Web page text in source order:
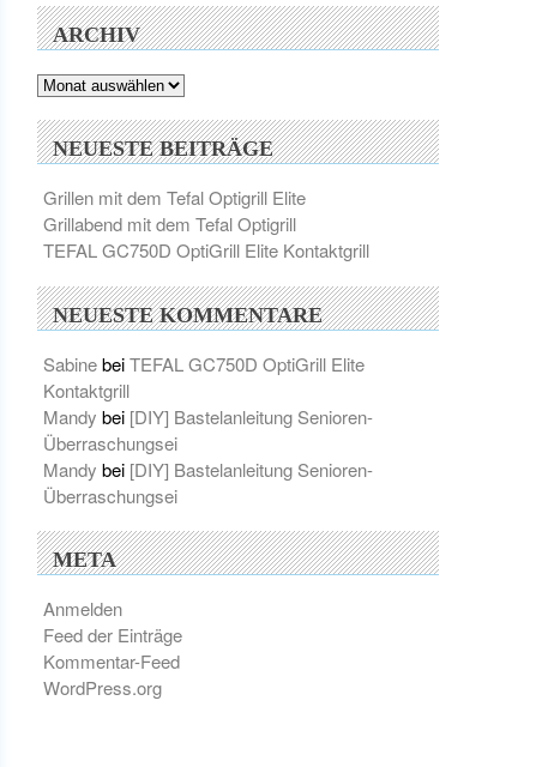
ARCHIV
Archiv
NEUESTE BEITRÄGE
Grillen mit dem Tefal Optigrill Elite
Grillabend mit dem Tefal Optigrill
TEFAL GC750D OptiGrill Elite Kontaktgrill
NEUESTE KOMMENTARE
SabinebeiTEFAL GC750D OptiGrill Elite
Kontaktgrill
Mandy bei [DIY] Bastelanleitung Senioren-
Überraschungsei
Mandy bei [DIY] Bastelanleitung Senioren-
Überraschungsei
META
Anmelden
Feed der Einträge
Kommentar-Feed
WordPress.org